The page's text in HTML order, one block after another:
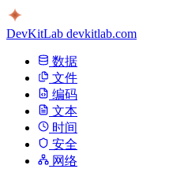
DevKitLab devkitlab.com
数据
文件
编码
文本
时间
安全
网络